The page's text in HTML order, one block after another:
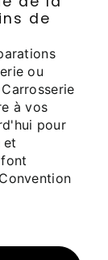
de
ou
à vos
pour
et